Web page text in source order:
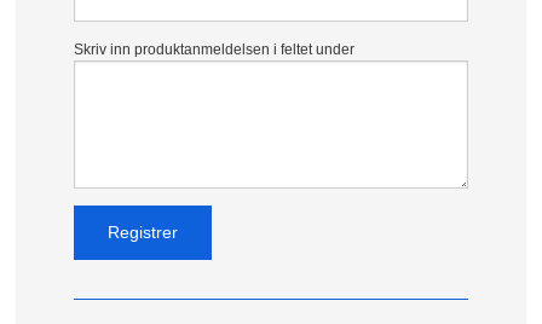
Skriv inn produktanmeldelsen i feltet under